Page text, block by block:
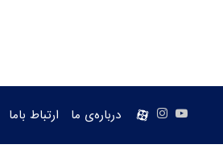
درباره‌ی ما ارتباط باما یوتیوباینستاگرام
aparat